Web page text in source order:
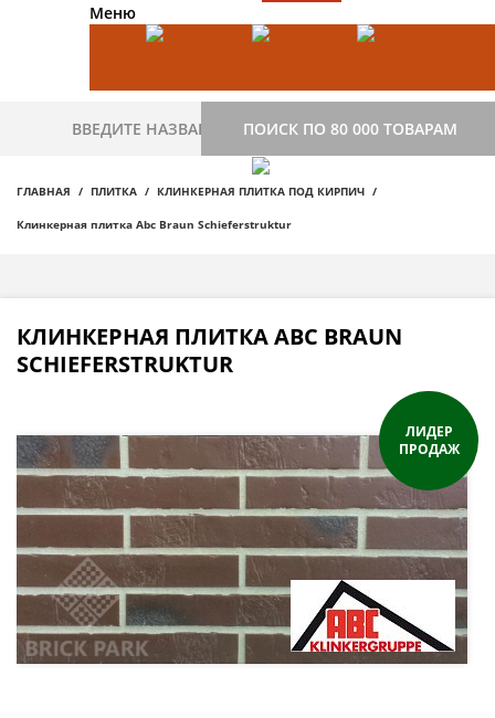
Меню
ПОИСК ПО 80 000 ТОВАРАМ
ГЛАВНАЯ ПЛИТКА КЛИНКЕРНАЯ ПЛИТКА ПОД КИРПИЧ
Клинкерная плитка Abc Braun Schieferstruktur
КЛИНКЕРНАЯ ПЛИТКА ABC BRAUN
SCHIEFERSTRUKTUR
ЛИДЕР
ПРОДАЖ